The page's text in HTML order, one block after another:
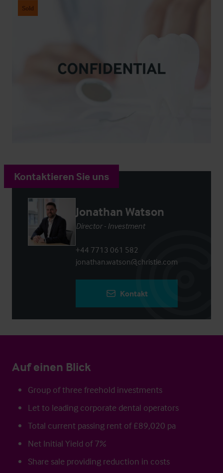
Sold
Kontaktieren Sie uns
Jonathan Watson
Director - Investment
+44 7713 061 582
jonathan.watson@christie.com
Kontakt
Auf einen Blick
Group of three freehold investments
Let to leading corporate dental operators
Total current passing rent of £89,020 pa
Net Initial Yield of 7%
Share sale providing reduction in costs